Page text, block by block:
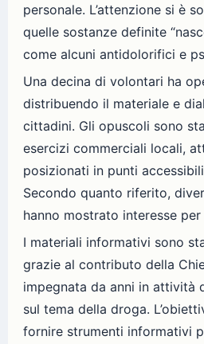
personale. L’attenzione si è
quelle sostanze definite
come alcuni antidolorifici e
Una decina di volontari ha
distribuendo il materiale e
cittadini. Gli opuscoli sono
esercizi commerciali locali,
posizionati in punti
Secondo quanto riferito,
hanno mostrato interesse per
I materiali informativi sono
grazie al contributo della
impegnata da anni in attività
sul tema della droga.
fornire strumenti informativi